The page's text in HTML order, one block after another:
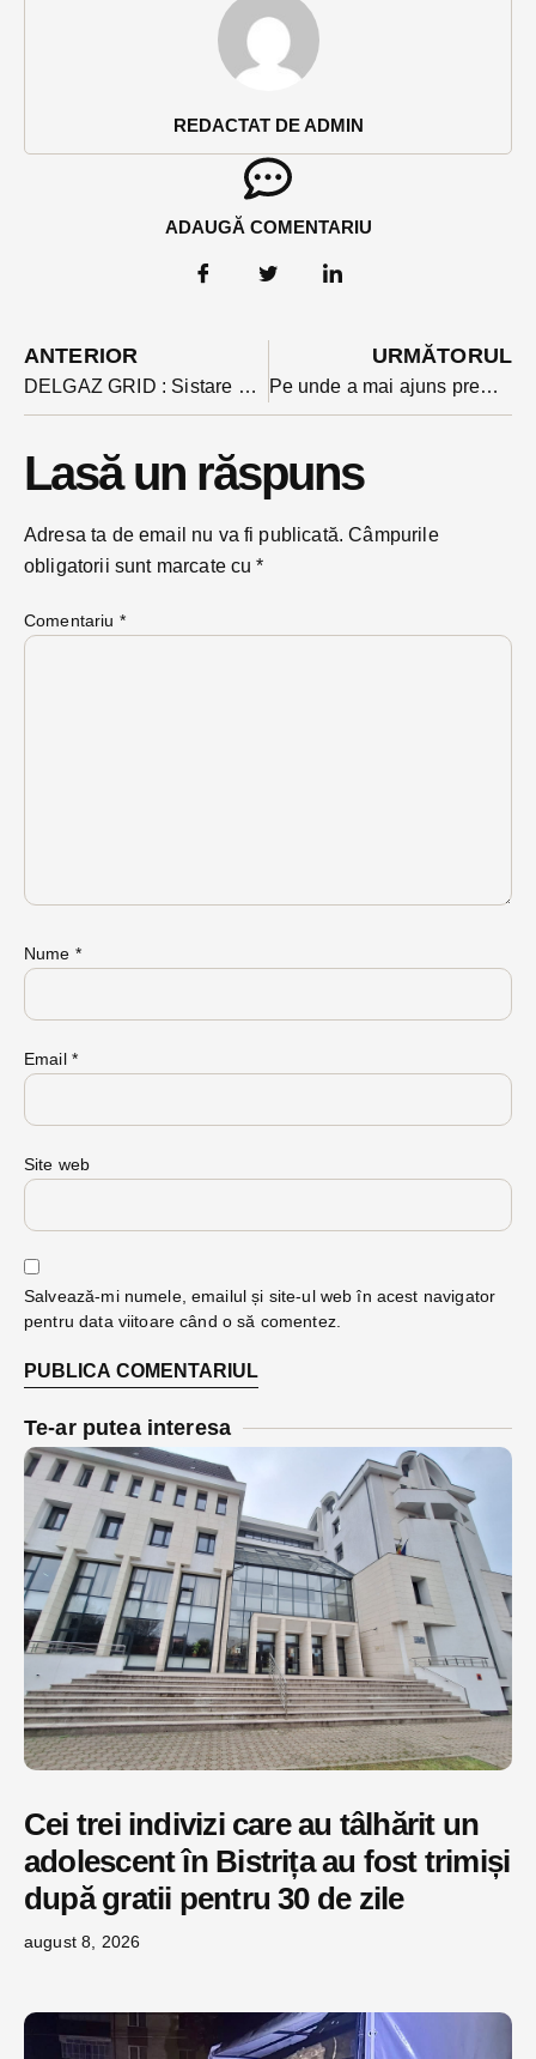
REDACTAT DE ADMIN
ADAUGĂ COMENTARIU
ANTERIOR
DELGAZ GRID : Sistare alimentare gaze naturale in localitatea Bistrita, judetul Bistrita Nasaud
URMĂTORUL
Pe unde a mai ajuns premierul Ciolacu în vizita din Bistrița-Năsăud? Șantierul unei construcții prin PNRR și unul dintre cele mai cunoscute ONG -uri din țară, incluse în Agendă
Lasă un răspuns
Adresa ta de email nu va fi publicată. Câmpurile
obligatorii sunt marcate cu*
Comentariu *
Nume *
Email *
Site web
Salvează-mi numele, emailul și site-ul web în acest navigator
pentru data viitoare când o să comentez.
Te-ar putea interesa
Cei trei indivizi care au tâlhărit un
adolescent în Bistrița au fost trimiși
după gratii pentru 30 de zile
august 8, 2026